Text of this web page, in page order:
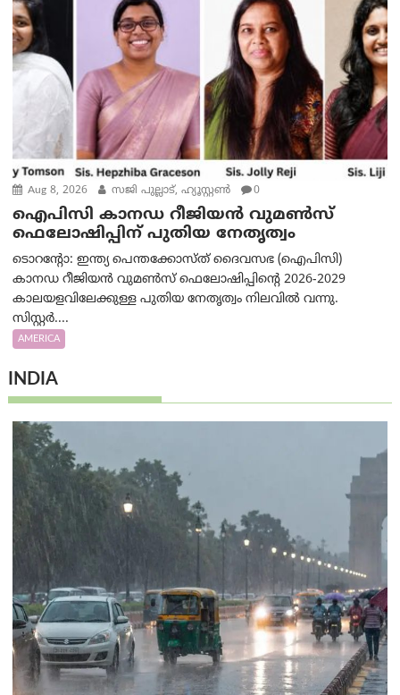
Aug 8, 2026 സജി പുല്ലാട്, ഹ്യൂസ്റ്റൺ 0
ഐപിസി കാനഡ റീജിയൻ വുമൺസ്
ഫെലോഷിപ്പിന് പുതിയ നേതൃത്വം
ടൊറന്റോ: ഇന്ത്യ പെന്തക്കോസ്ത് ദൈവസഭ (ഐപിസി)
കാനഡ റീജിയൻ വുമൺസ് ഫെലോഷിപ്പിന്റെ 2026-2029
കാലയളവിലേക്കുള്ള പുതിയ നേതൃത്വം നിലവിൽ വന്നു.
സിസ്റ്റർ....
AMERICA
INDIA